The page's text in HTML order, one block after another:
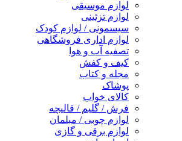
لوازم موسیقی
لوازم تزئینی
سیسمونی / لوازم کودک
لوازم اداری فروشگاهی
تصفیه آب و هوا
کیف و کفش
مجله و کتاب
پوشاک
کالای خواب
فرش / گلیم / قالیچه
لوازم چوبی / مبلمان
لوازم برقی و گازی